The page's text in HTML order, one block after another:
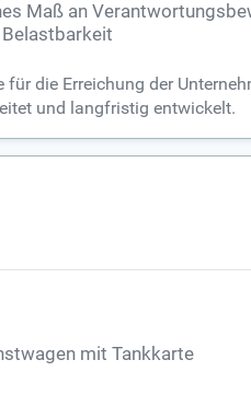
Maß an
Belastbarkeit
die Erreichung der
und langfristig entwickelt.
mit Tankkarte